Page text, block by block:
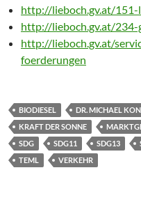
http://lieboch.gv.at/
http://lieboch.gv.at/
http://lieboch.gv.at/
foerderungen
BIODIESEL DR. MICHAEL
KRAFT DER SONNE
SDG
SDG11 SDG13
TEML
VERKEHR